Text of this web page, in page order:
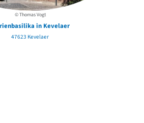
© Thomas Vogt
in Kevelaer
47623 Kevelaer